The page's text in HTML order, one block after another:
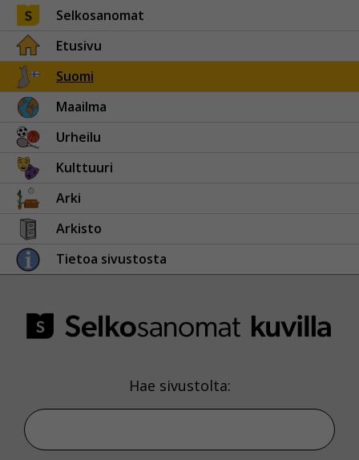
Selkosanomat
Etusivu
Suomi
Maailma
Urheilu
Kulttuuri
Arki
Arkisto
Tietoa sivustosta
Hae sivustolta: